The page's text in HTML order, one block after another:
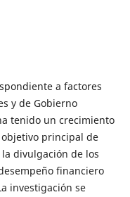
a factores
y de Gobierno
tenido un crecimiento
principal de
divulgación de los
financiero
investigación se